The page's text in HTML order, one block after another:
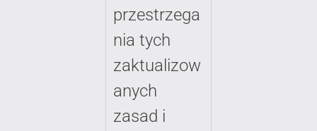
przestrzega
nia tych
zaktualizow
anych
zasad i